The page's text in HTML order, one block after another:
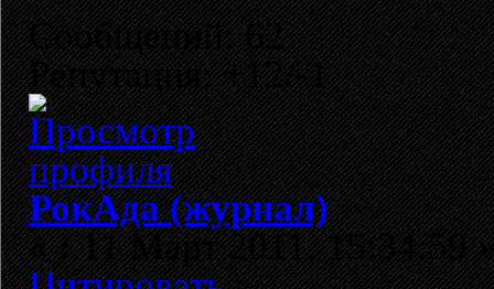
Сообщений: 62
Репутация: +12/-1
РокАда (журнал)
«:11 Март 2011, 15:34:59